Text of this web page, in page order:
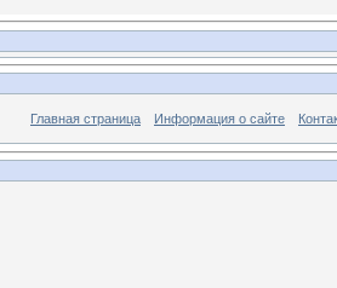
Главная страница Информация о сайте